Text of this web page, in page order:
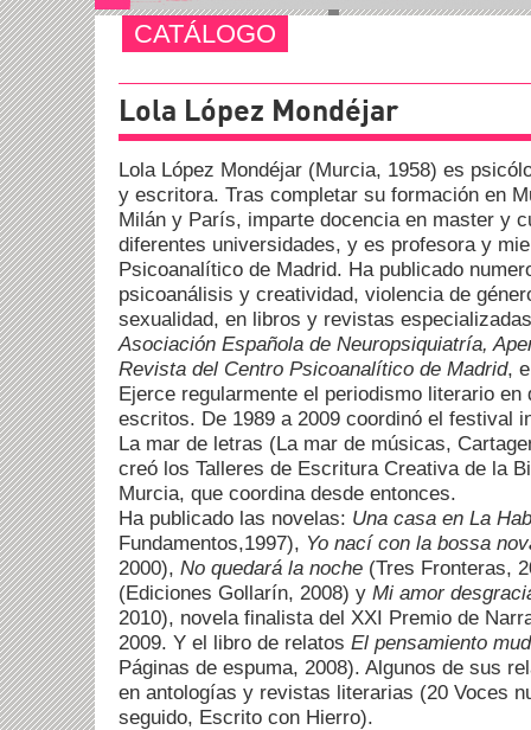
CATÁLOGO
Lola López Mondéjar
Lola López Mondéjar (Murcia, 1958) es
y escritora. Tras completar su formación en
Milán y París, imparte docencia en master y
diferentes universidades, y es profesora y
Psicoanalítico de Madrid. Ha publicado
psicoanálisis y creatividad, violencia de
sexualidad, en libros y revistas
Asociación Española de Neuropsiquiatría,
Revista del Centro Psicoanalítico de Madrid,
Ejerce regularmente el periodismo literario en
escritos. De 1989 a 2009 coordinó el festival
La mar de letras (La mar de músicas,
creó los Talleres de Escritura Creativa de la
Murcia, que coordina desde entonces.
Ha publicado las novelas: Una casa en La
Fundamentos,1997), Yo nací con la bossa
2000), No quedará la noche (Tres Fronteras,
(Ediciones Gollarín, 2008) y Mi amor
2010), novela finalista del XXI Premio de
2009. Y el libro de relatos El pensamiento
Páginas de espuma, 2008). Algunos de sus
en antologías y revistas literarias (20 Voces
seguido, Escrito con Hierro).